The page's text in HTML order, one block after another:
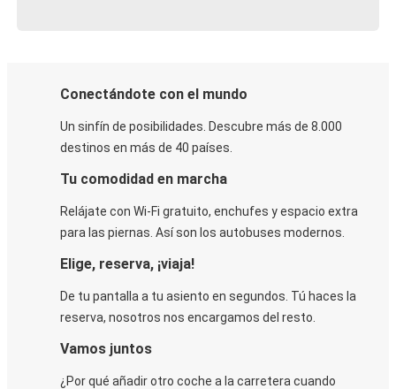
Conectándote con el mundo
Un sinfín de posibilidades. Descubre más de 8.000
destinos en más de 40 países.
Tu comodidad en marcha
Relájate con Wi-Fi gratuito, enchufes y espacio extra
para las piernas. Así son los autobuses modernos.
Elige, reserva, ¡viaja!
De tu pantalla a tu asiento en segundos. Tú haces la
reserva, nosotros nos encargamos del resto.
Vamos juntos
¿Por qué añadir otro coche a la carretera cuando